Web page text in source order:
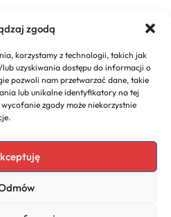
zgodą
korzystamy z technologii, takich jak
uzyskiwania dostępu do informacji o
pozwoli nam przetwarzać dane, takie
lub unikalne identyfikatory na tej
zgody może niekorzystnie
Najbardziej dochodowe
NEXT
firm: Czym jest i jak
zapewnia płynność?